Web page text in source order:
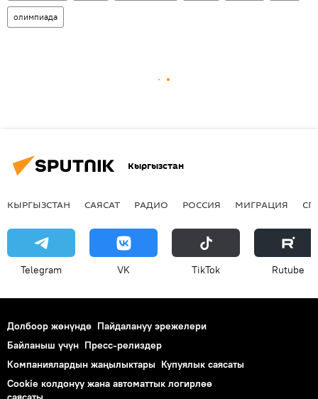
олимпиада
Кыргызстан
КЫРГЫЗСТАН САЯСАТ РАДИО РОССИЯ МИГРАЦИЯ
Telegram VK ТikТоk Rutube
Долбоор жөнүндө Пайдалануу эрежелери
Байланыш үчүн Пресс-релиздер
Компаниялардын жаңылыктары Купуялык саясаты
Cookie колдонуу жана автоматтык логирлөө